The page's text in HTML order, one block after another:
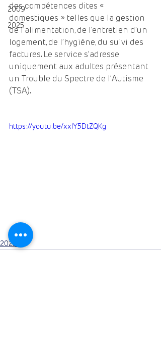
2009
2025
des compétences dites «
domestiques » telles que la gestion
de l’alimentation, de l’entretien d’un
logement, de l’hygiène, du suivi des
factures. Le service s’adresse
uniquement aux adultes présentant
un Trouble du Spectre de l’Autisme
(TSA).
https://youtu.be/xxlY5DtZQKg
2023